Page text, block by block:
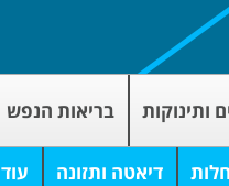
ותינוקות בריאות הנפש
דיאטה ותזונה עוד